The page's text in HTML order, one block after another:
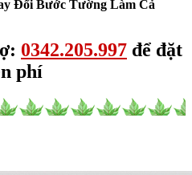
Đổi Bước Tường Làm Cả
0342.205.997 để đặt
phí